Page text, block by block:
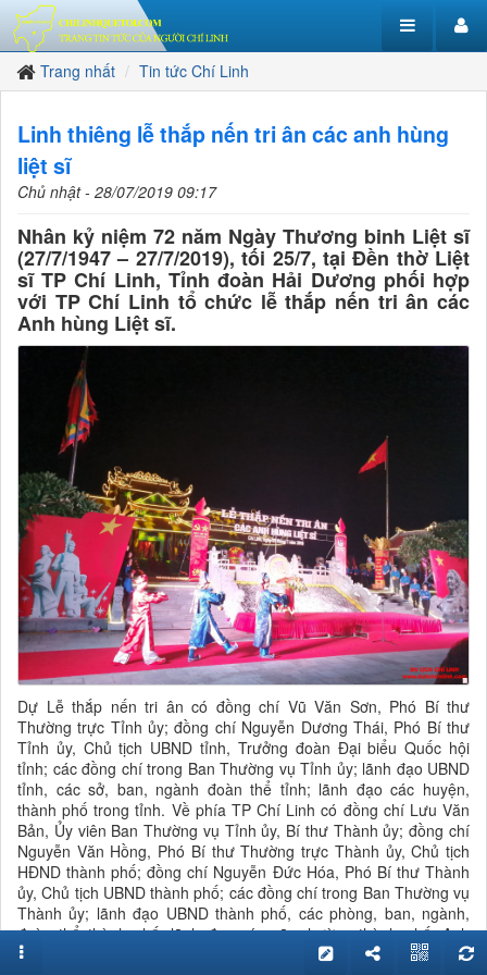
Trang nhất Tin tức Chí Linh
Linh thiêng lễ thắp nến tri ân các anh hùng
liệt sĩ
Chủ nhật - 28/07/2019 09:17
Nhân kỷ niệm 72 năm Ngày Thương binh Liệt sĩ
(27/7/1947 – 27/7/2019), tối 25/7, tại Đền thờ Liệt
sĩ TP Chí Linh, Tỉnh đoàn Hải Dương phối hợp
với TP Chí Linh tổ chức lễ thắp nến tri ân các
Anh hùng Liệt sĩ.
Dự Lễ thắp nến tri ân có đồng chí Vũ Văn Sơn, Phó Bí thư
Thường trực Tỉnh ủy; đồng chí Nguyễn Dương Thái, Phó Bí thư
Tỉnh ủy, Chủ tịch UBND tỉnh, Trưởng đoàn Đại biểu Quốc hội
tỉnh; các đồng chí trong Ban Thường vụ Tỉnh ủy; lãnh đạo UBND
tỉnh, các sở, ban, ngành đoàn thể tỉnh; lãnh đạo các huyện,
thành phố trong tỉnh. Về phía TP Chí Linh có đồng chí Lưu Văn
Bản, Ủy viên Ban Thường vụ Tỉnh ủy, Bí thư Thành ủy; đồng chí
Nguyễn Văn Hồng, Phó Bí thư Thường trực Thành ủy, Chủ tịch
HĐND thành phố; đồng chí Nguyễn Đức Hóa, Phó Bí thư Thành
ủy, Chủ tịch UBND thành phố; các đồng chí trong Ban Thường vụ
Thành ủy; lãnh đạo UBND thành phố, các phòng, ban, ngành,
đoàn thể thành phố; lãnh đạo các xã, phường thành phố; Anh
hùng LLVT Nguyễn Tiến Nhự; đại biểu các hội thanh niên xung